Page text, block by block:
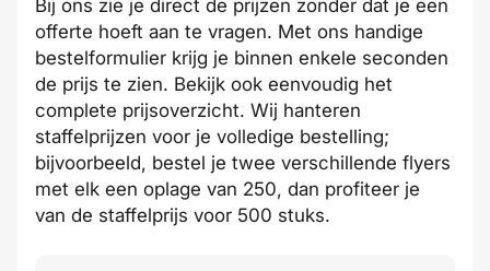
Bij ons zie je direct de prijzen zonder dat je een
offerte hoeft aan te vragen. Met ons handige
bestelformulier krijg je binnen enkele seconden
de prijs te zien. Bekijk ook eenvoudig het
complete prijsoverzicht. Wij hanteren
staffelprijzen voor je volledige bestelling;
bijvoorbeeld, bestel je twee verschillende flyers
met elk een oplage van 250, dan profiteer je
van de staffelprijs voor 500 stuks.